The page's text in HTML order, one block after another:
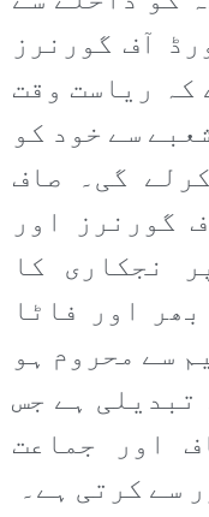
آف گورنرز
کہ ریاست وقت
سے خود کو
گی۔ صاف
گورنرز اور
نجکاری کا
اور فاٹا
سے محروم ہو
ہے جس
اور جماعت
سے کرتی ہے۔